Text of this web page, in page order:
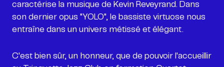
caractérise la musique de Kevin Reveyrand. Dans
son dernier opus "YOLO", le bassiste virtuose nous
entraîne dans un univers métissé et élégant.
C'est bien sûr, un honneur, que de pouvoir l'accueillir